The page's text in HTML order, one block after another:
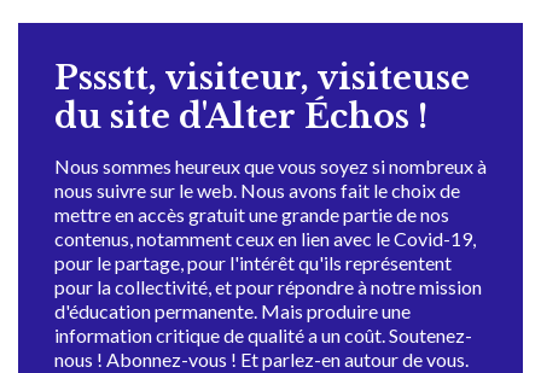
Pssstt, visiteur, visiteuse
du site d'Alter Échos !
Nous sommes heureux que vous soyez si nombreux à
nous suivre sur le web. Nous avons fait le choix de
mettre en accès gratuit une grande partie de nos
contenus, notamment ceux en lien avec le Covid-19,
pour le partage, pour l'intérêt qu'ils représentent
pour la collectivité, et pour répondre à notre mission
d'éducation permanente. Mais produire une
information critique de qualité a un coût. Soutenez-
nous ! Abonnez-vous ! Et parlez-en autour de vous.